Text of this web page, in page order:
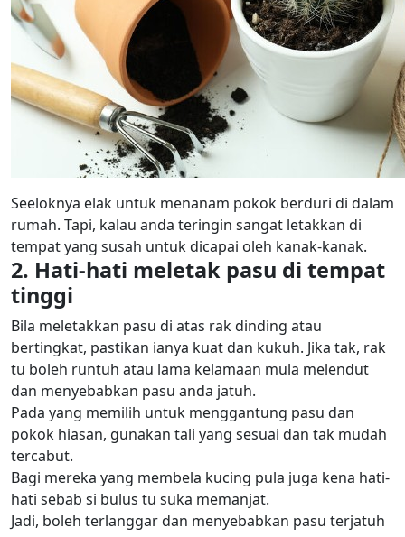
Seeloknya elak untuk menanam pokok berduri di dalam
rumah. Tapi, kalau anda teringin sangat letakkan di
tempat yang susah untuk dicapai oleh kanak-kanak.
2. Hati-hati meletak pasu di tempat
tinggi
Bila meletakkan pasu di atas rak dinding atau
bertingkat, pastikan ianya kuat dan kukuh. Jika tak, rak
tu boleh runtuh atau lama kelamaan mula melendut
dan menyebabkan pasu anda jatuh.
Pada yang memilih untuk menggantung pasu dan
pokok hiasan, gunakan tali yang sesuai dan tak mudah
tercabut.
Bagi mereka yang membela kucing pula juga kena hati-
hati sebab si bulus tu suka memanjat.
Jadi, boleh terlanggar dan menyebabkan pasu terjatuh